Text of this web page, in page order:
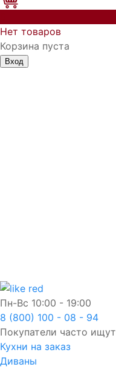
Нет товаров
Корзина пуста
Вход
Пн-Вс 10:00 - 19:00
8 (800) 100 - 08 - 94
Покупатели часто ищут
Кухни на заказ
Диваны